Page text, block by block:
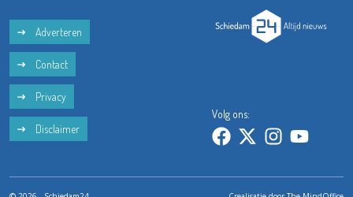
Adverteren
Contact
Privacy
Disclaimer
Volg ons: